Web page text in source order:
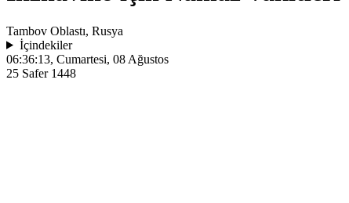
Tambov Oblastı, Rusya
İçindekiler
06:36:13, Cumartesi, 08 Ağustos
25 Safer 1448